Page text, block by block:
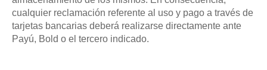
cualquier reclamación referente al uso y pago a través de
tarjetas bancarias deberá realizarse directamente ante
Payú, Bold o el tercero indicado.